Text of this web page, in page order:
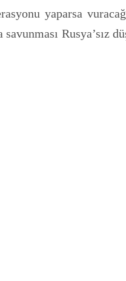
yaparsa
Rusya’sız